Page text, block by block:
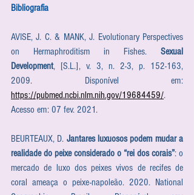
Bibliografia
AVISE, J. C. & MANK, J. Evolutionary Perspectives
on Hermaphroditism in Fishes. Sexual
Development, [S.L.], v. 3, n. 2-3, p. 152-163,
https://pubmed.ncbi.nlm.nih.gov/19684459/.
Acesso em: 07 fev. 2021.
BEURTEAUX, D. Jantares luxuosos podem mudar a
realidade do peixe considerado o “rei dos corais”: o
mercado de luxo dos peixes vivos de recifes de
coral ameaça o peixe-napoleão. 2020. National